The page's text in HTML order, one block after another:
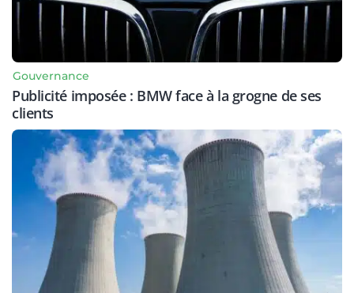
Gouvernance
Publicité imposée : BMW face à la grogne de ses
clients